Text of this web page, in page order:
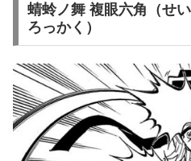
蜻蛉ノ舞 複眼六角（せ
ろっかく）